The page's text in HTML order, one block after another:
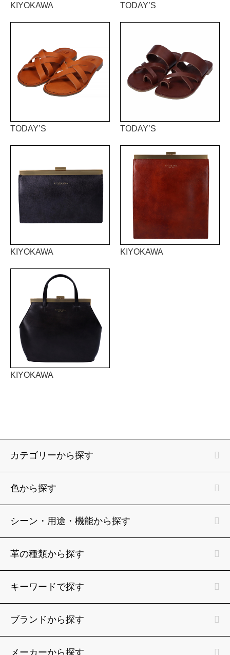
KIYOKAWA TODAY’S
TODAY’S TODAY’S
KIYOKAWA KIYOKAWA
KIYOKAWA
カテゴリーから探す
色から探す
シーン・用途・機能から探す
革の種類から探す
キーワードで探す
ブランドから探す
メーカーから探す